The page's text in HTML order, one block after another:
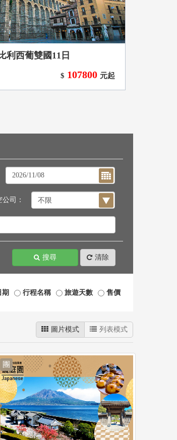
利西葡雙國11日
$ 107800 元起
司：
搜尋 清除
期 行程名稱 旅遊天數 售價
圖片模式 列表模式
團